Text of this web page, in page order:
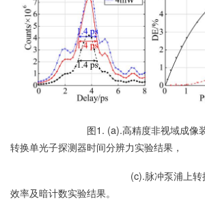
图1. (a).高精度非视域成像装置
转换单光子探测器时间分辨力实验结果，
(c).脉冲泵浦上转换单光
效率及暗计数实验结果。